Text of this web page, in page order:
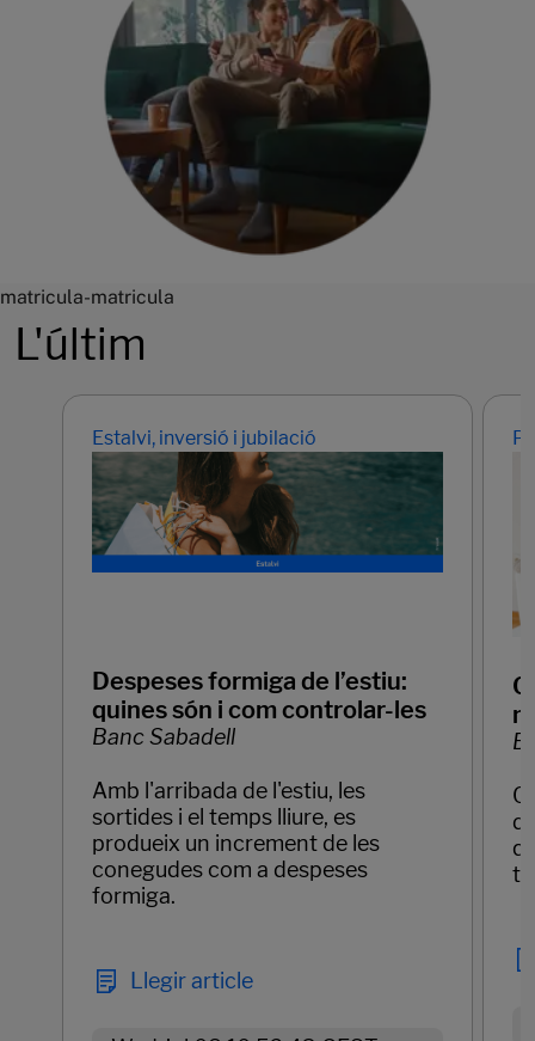
matricula-matricula
L'últim
Estalvi, inversió i jubilació
Despeses formiga de l’estiu:
quines són i com controlar-les
Banc Sabadell
Amb l'arribada de l'estiu, les
sortides i el temps lliure, es
produeix un increment de les
conegudes com a despeses
formiga.
Llegir article